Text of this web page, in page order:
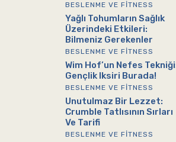
BESLENME VE FITNESS
Yağlı Tohumların Sağlık
Üzerindeki Etkileri:
Bilmeniz Gerekenler
BESLENME VE FITNESS
Wim Hof’un Nefes
Gençlik Iksiri Burada!
BESLENME VE FITNESS
Unutulmaz Bir Lezzet:
Crumble Tatlısının Sırları
Ve Tarifi
BESLENME VE FITNESS